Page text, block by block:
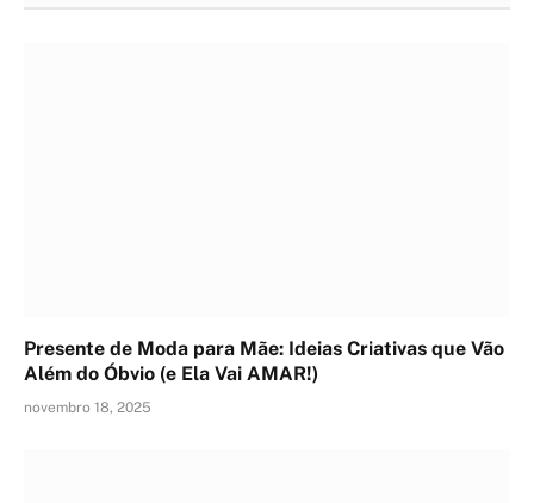
Presente de Moda para Mãe: Ideias Criativas que Vão
Além do Óbvio (e Ela Vai AMAR!)
novembro 18, 2025